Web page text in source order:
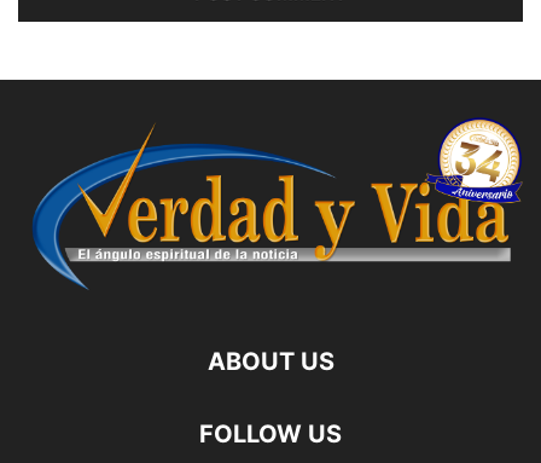
ABOUT US
FOLLOW US